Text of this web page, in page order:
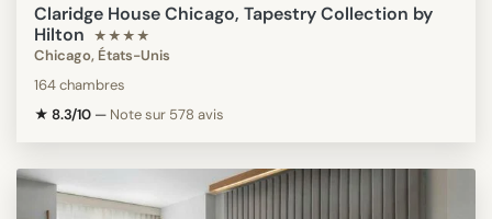
Claridge House Chicago, Tapestry Collection by
Hilton
★★★★
Chicago, États-Unis
164 chambres
★ 8.3/10 — Note sur 578 avis